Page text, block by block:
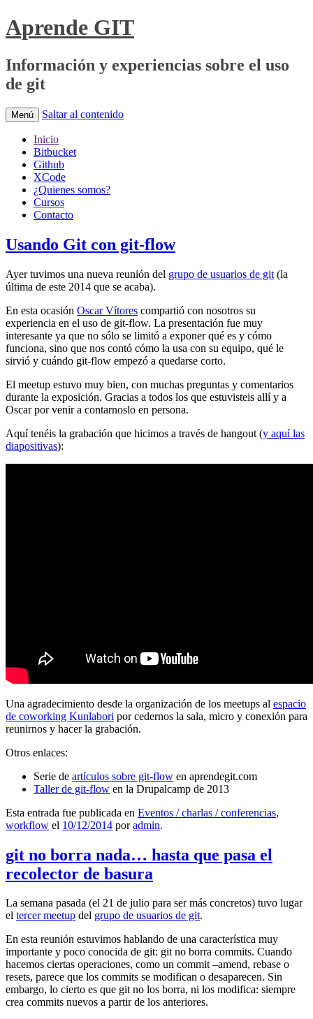
Aprende GIT
Información y experiencias sobre el uso
de git
Menú Saltar al contenido
Inicio
Bitbucket
Github
XCode
¿Quienes somos?
Cursos
Contacto
Usando Git con git-flow
Ayer tuvimos una nueva reunión del grupo de usuarios de git (la
última de este 2014 que se acaba).
En esta ocasión Oscar Vítores compartió con nosotros su
experiencia en el uso de git-flow. La presentación fue muy
interesante ya que no sólo se limitó a exponer qué es y cómo
funciona, sino que nos contó cómo la usa con su equipo, qué le
sirvió y cuándo git-flow empezó a quedarse corto.
El meetup estuvo muy bien, con muchas preguntas y comentarios
durante la exposición. Gracias a todos los que estuvisteis allí y a
Oscar por venir a contarnoslo en persona.
Aquí tenéis la grabación que hicimos a través de hangout (y aquí las
diapositivas):
Una agradecimiento desde la organización de los meetups al espacio
de coworking Kunlabori por cedernos la sala, micro y conexión para
reunirnos y hacer la grabación.
Otros enlaces:
Serie de artículos sobre git-flow en aprendegit.com
Taller de git-flow en la Drupalcamp de 2013
Esta entrada fue publicada en Eventos / charlas / conferencias,
workflow el 10/12/2014 poradmin.
git no borra nada… hasta que pasa el
recolector de basura
La semana pasada (el 21 de julio para ser más concretos) tuvo lugar
el tercer meetup del grupo de usuarios de git.
En esta reunión estuvimos hablando de una característica muy
importante y poco conocida de git: git no borra commits. Cuando
hacemos ciertas operaciones, como un commit –amend, rebase o
resets, parece que los commits se modifican o desaparecen. Sin
embargo, lo cierto es que git no los borra, ni los modifica: siempre
crea commits nuevos a partir de los anteriores.